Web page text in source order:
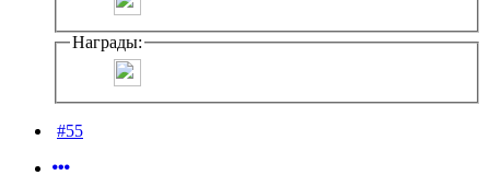
Награды:
#55